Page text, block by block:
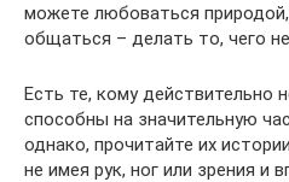
можете любоваться
общаться – делать то, чего
Есть те, кому действительно
способны на значительную
однако, прочитайте их
не имея рук, ног или зрения и